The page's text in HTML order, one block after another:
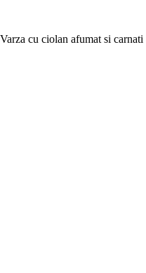
Varza cu ciolan afumat si carnati